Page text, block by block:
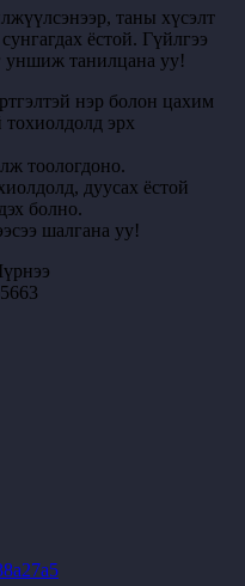
таны хүсэлт
ёстой. Гүйлгээ
уншиж танилцана уу!
нэр болон цахим
тохиолдолд эрх
тоологдоно.
дуусах ёстой
болно.
шалгана уу!